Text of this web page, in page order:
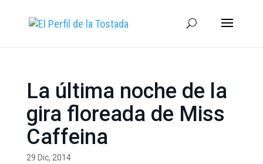
La última noche de la
gira floreada de Miss
Caffeina
29 Dic, 2014